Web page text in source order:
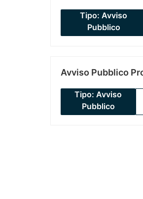
Tipo: Avviso
Pubblico
Avviso Pubblico
Tipo: Avviso
Pubblico